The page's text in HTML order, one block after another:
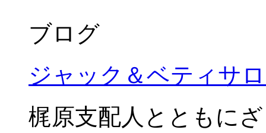
ブログ
ジャック＆ベティサ
梶原支配人とともに